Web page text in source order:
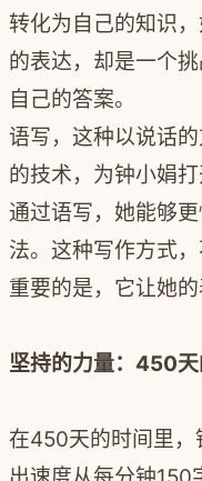
转化为自己的知识
的表达，却是一个
自己的答案。
语写，这种以说话
的技术，为钟小娟
通过语写，她能够
法。这种写作方式
重要的是，它让她的
坚持的力量：450
在450天的时间里，